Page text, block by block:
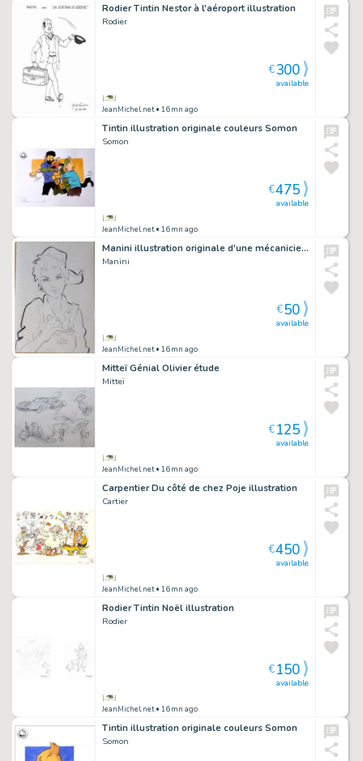
Rodier Tintin Nestor à l'aéroport illustration
Rodier
JeanMichel.net• 16mn ago
available
€300
Tintin illustration originale couleurs Somon
Somon
JeanMichel.net• 16mn ago
available
€475
Manini illustration originale d'une mécanicienne
Manini
JeanMichel.net• 16mn ago
available
€50
Mitteï Génial Olivier étude
Mitteï
JeanMichel.net• 16mn ago
available
€125
Carpentier Du côté de chez Poje illustration
Cartier
JeanMichel.net• 16mn ago
available
€450
Rodier Tintin Noël illustration
Rodier
JeanMichel.net• 16mn ago
available
€150
Tintin illustration originale couleurs Somon
Somon